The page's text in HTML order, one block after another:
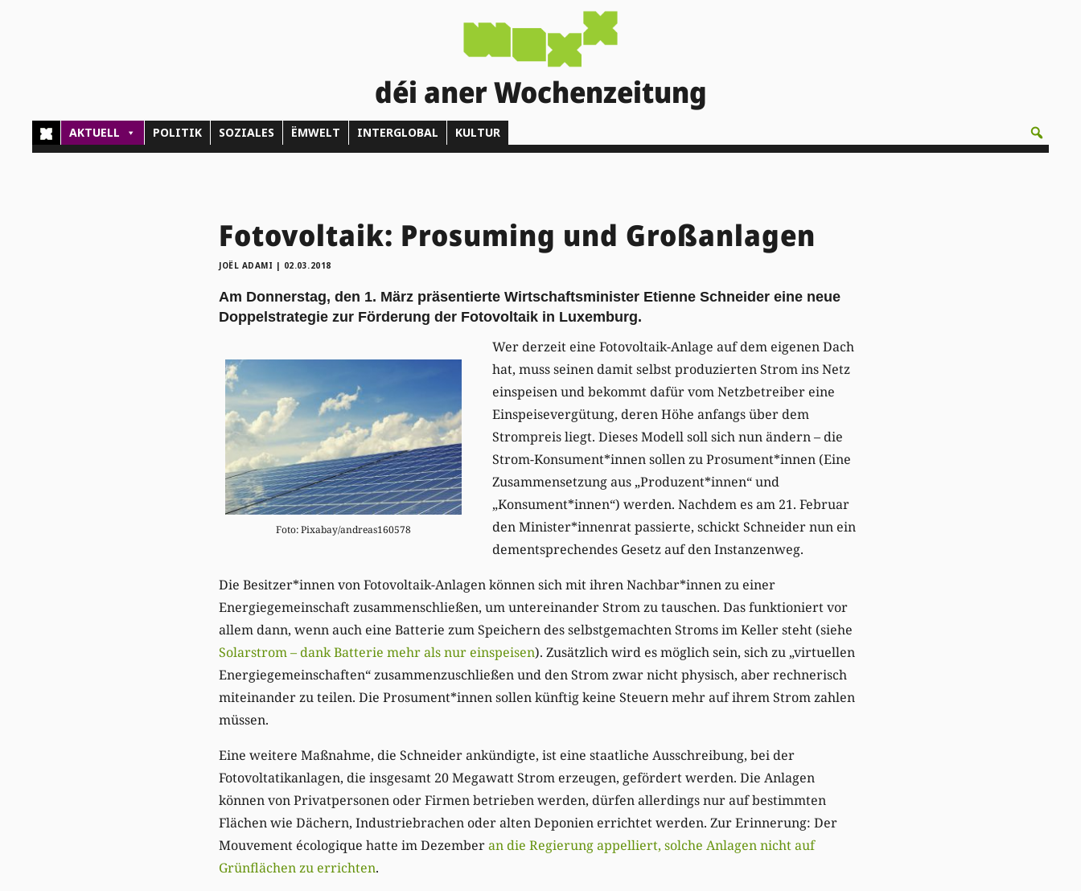
déi aner Wochenzeitung
AKTUELL POLITIK SOZIALES ËMWELT INTERGLOBAL KULTUR
Fotovoltaik: Prosuming und Großanlagen
JOËL ADAMI | 02.03.2018
Am Donnerstag, den 1. März präsentierte Wirtschaftsminister Etienne Schneider eine neue
Doppelstrategie zur Förderung der Fotovoltaik in Luxemburg.
Foto: Pixabay/andreas160578
Wer derzeit eine Fotovoltaik-Anlage auf dem eigenen Dach
hat, muss seinen damit selbst produzierten Strom ins Netz
einspeisen und bekommt dafür vom Netzbetreiber eine
Einspeisevergütung, deren Höhe anfangs über dem
Strompreis liegt. Dieses Modell soll sich nun ändern – die
Strom-Konsument*innen sollen zu Prosument*innen (Eine
Zusammensetzung aus „Produzent*innen“ und
„Konsument*innen“) werden. Nachdem es am 21. Februar
den Minister*innenrat passierte, schickt Schneider nun ein
dementsprechendes Gesetz auf den Instanzenweg.
Die Besitzer*innen von Fotovoltaik-Anlagen können sich mit ihren Nachbar*innen zu einer
Energiegemeinschaft zusammenschließen, um untereinander Strom zu tauschen. Das funktioniert vor
allem dann, wenn auch eine Batterie zum Speichern des selbstgemachten Stroms im Keller steht (siehe
Solarstrom – dank Batterie mehr als nur einspeisen). Zusätzlich wird es möglich sein, sich zu „virtuellen
Energiegemeinschaften“ zusammenzuschließen und den Strom zwar nicht physisch, aber rechnerisch
miteinander zu teilen. Die Prosument*innen sollen künftig keine Steuern mehr auf ihrem Strom zahlen
müssen.
Eine weitere Maßnahme, die Schneider ankündigte, ist eine staatliche Ausschreibung, bei der
Fotovoltatikanlagen, die insgesamt 20 Megawatt Strom erzeugen, gefördert werden. Die Anlagen
können von Privatpersonen oder Firmen betrieben werden, dürfen allerdings nur auf bestimmten
Flächen wie Dächern, Industriebrachen oder alten Deponien errichtet werden. Zur Erinnerung: Der
Mouvement écologique hatte im Dezemberan die Regierung appelliert, solche Anlagen nicht auf
Grünflächen zu errichten.